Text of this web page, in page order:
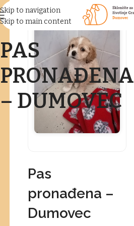
Skip to navigation
Skip to main content
PAS
PRONAĐENA
– DUMOVEC
Pas
pronađena –
Dumovec